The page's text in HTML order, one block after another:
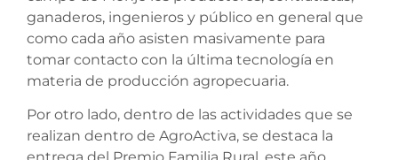
ganaderos, ingenieros y público en general que
como cada año asisten masivamente para
tomar contacto con la última tecnología en
materia de producción agropecuaria.
Por otro lado, dentro de las actividades que se
realizan dentro de AgroActiva, se destaca la